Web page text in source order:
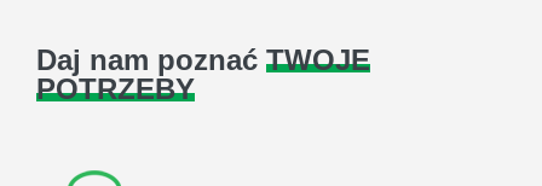
Daj nam poznać TWOJE
POTRZEBY